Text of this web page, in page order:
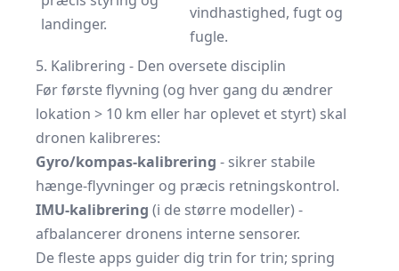
landinger.
vindhastighed, fugt og
fugle.
5. Kalibrering - Den oversete disciplin
Før første flyvning (og hver gang du ændrer
lokation > 10 km eller har oplevet et styrt) skal
dronen kalibreres:
Gyro/kompas-kalibrering - sikrer stabile
hænge-flyvninger og præcis retningskontrol.
IMU-kalibrering (i de større modeller) -
afbalancerer dronens interne sensorer.
De fleste apps guider dig trin for trin; spring